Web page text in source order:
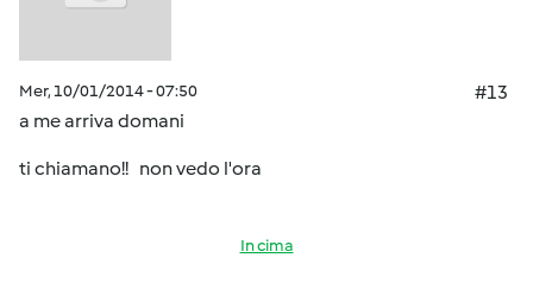
Mer, 10/01/2014 - 07:50
#13
a me arriva domani
ti chiamano!! non vedo l'ora
In cima